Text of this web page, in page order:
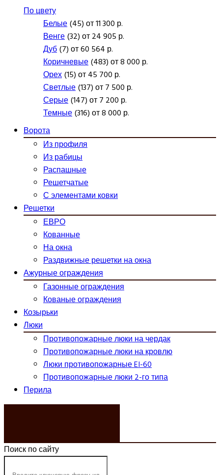
По цвету
Белые(45) от 11 300 р.
Венге(32) от 24 905 р.
Дуб(7) от 60 564 р.
Коричневые(483) от 8 000 р.
Орех(15) от 45 700 р.
Светлые(137) от 7 500 р.
Серые(147) от 7 200 р.
Темные(316) от 8 000 р.
Ворота
Из профиля
Из рабицы
Распашные
Решетчатые
С элементами ковки
Решетки
ЕВРО
Кованные
На окна
Раздвижные решетки на окна
Ажурные ограждения
Газонные ограждения
Кованые ограждения
Козырьки
Люки
Противопожарные люки на чердак
Противопожарные люки на кровлю
Люки противопожарные EI-60
Противопожарные люки 2-го типа
Перила
Поиск по сайту